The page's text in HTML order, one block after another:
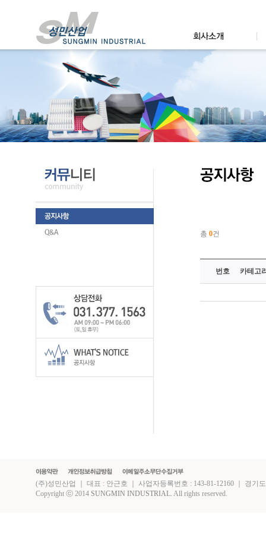
총 0건
번호 카테고
(주)성민산업 ｜ 대표 : 안근호 ｜ 사업자등록번호 : 143-81-12160 ｜ 경기
Copyright ⓒ 2014 SUNGMIN INDUSTRIAL. All rights reserved.